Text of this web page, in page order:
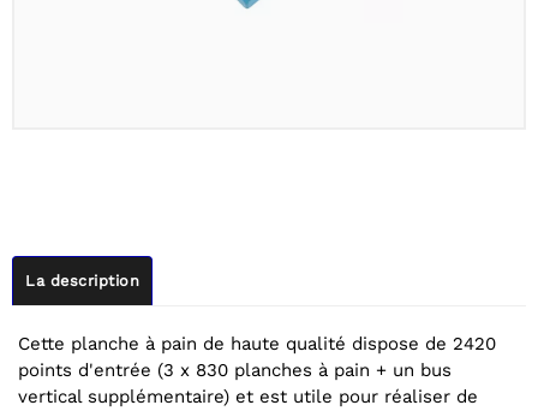
La description
Cette planche à pain de haute qualité dispose de 2420
points d'entrée (3 x 830 planches à pain + un bus
vertical supplémentaire) et est utile pour réaliser de